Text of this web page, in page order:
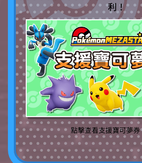
利！
點擊查看支援寶可夢券